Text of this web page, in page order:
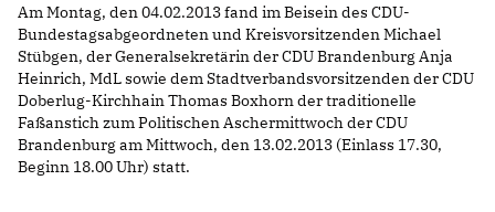
LANDESVORSTAND
LANDESGESCHÄFTSSTELLE
ORGANISATION
KREISVERBÄNDE
VEREINIGUNGEN UND SONDERORGANISATIONEN
LANDESFACHAUSSCHÜSSE
Am Montag, den 04.02.2013 fand im Beisein des CDU-
Bundestagsabgeordneten und Kreisvorsitzenden Michael
Stübgen, der Generalsekretärin der CDU Brandenburg Anja
Heinrich, MdL sowie dem Stadtverbandsvorsitzenden der CDU
Doberlug-Kirchhain Thomas Boxhorn der traditionelle
Faßanstich zum Politischen Aschermittwoch der CDU
Brandenburg am Mittwoch, den 13.02.2013 (Einlass 17.30,
Beginn 18.00 Uhr) statt.